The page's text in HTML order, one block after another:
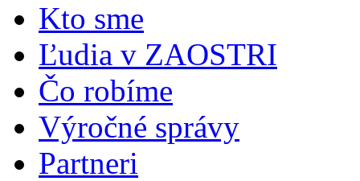
Kto sme
Ľudia v ZAOSTRI
Čo robíme
Výročné správy
Partneri